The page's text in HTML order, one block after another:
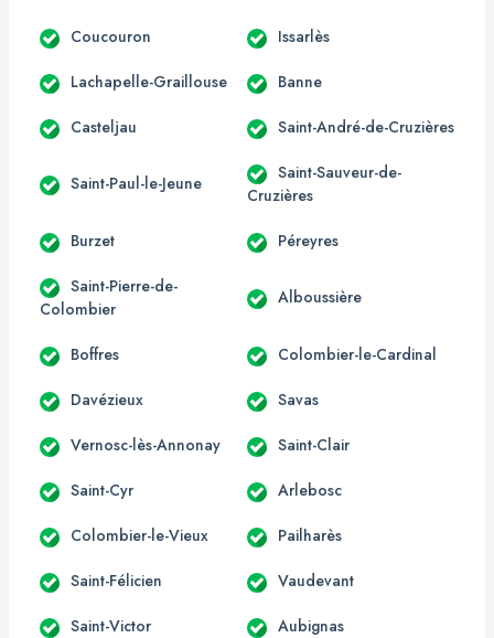
Coucouron Issarlès
Lachapelle-Graillouse Banne
Casteljau Saint-André-de-Cruzières
Saint-Paul-le-Jeune
Saint-Sauveur-de-
Cruzières
Burzet Péreyres
Saint-Pierre-de-
Colombier
Alboussière
Boffres Colombier-le-Cardinal
Davézieux Savas
Vernosc-lès-Annonay Saint-Clair
Saint-Cyr Arlebosc
Colombier-le-Vieux Pailharès
Saint-Félicien Vaudevant
Saint-Victor Aubignas